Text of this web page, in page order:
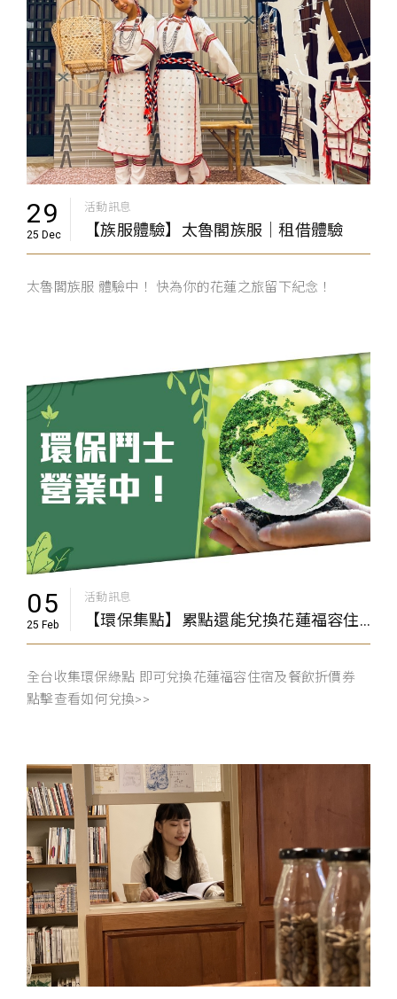
29
25 Dec
活動訊息
【族服體驗】太魯閣族服｜租借體驗
太魯閣族服 體驗中！ 快為你的花蓮之旅留下紀念！
05
25 Feb
活動訊息
【環保集點】累點還能兌換花蓮福容住宿及餐飲折價券
全台收集環保綠點 即可兌換花蓮福容住宿及餐飲折價券
點擊查看如何兌換>>